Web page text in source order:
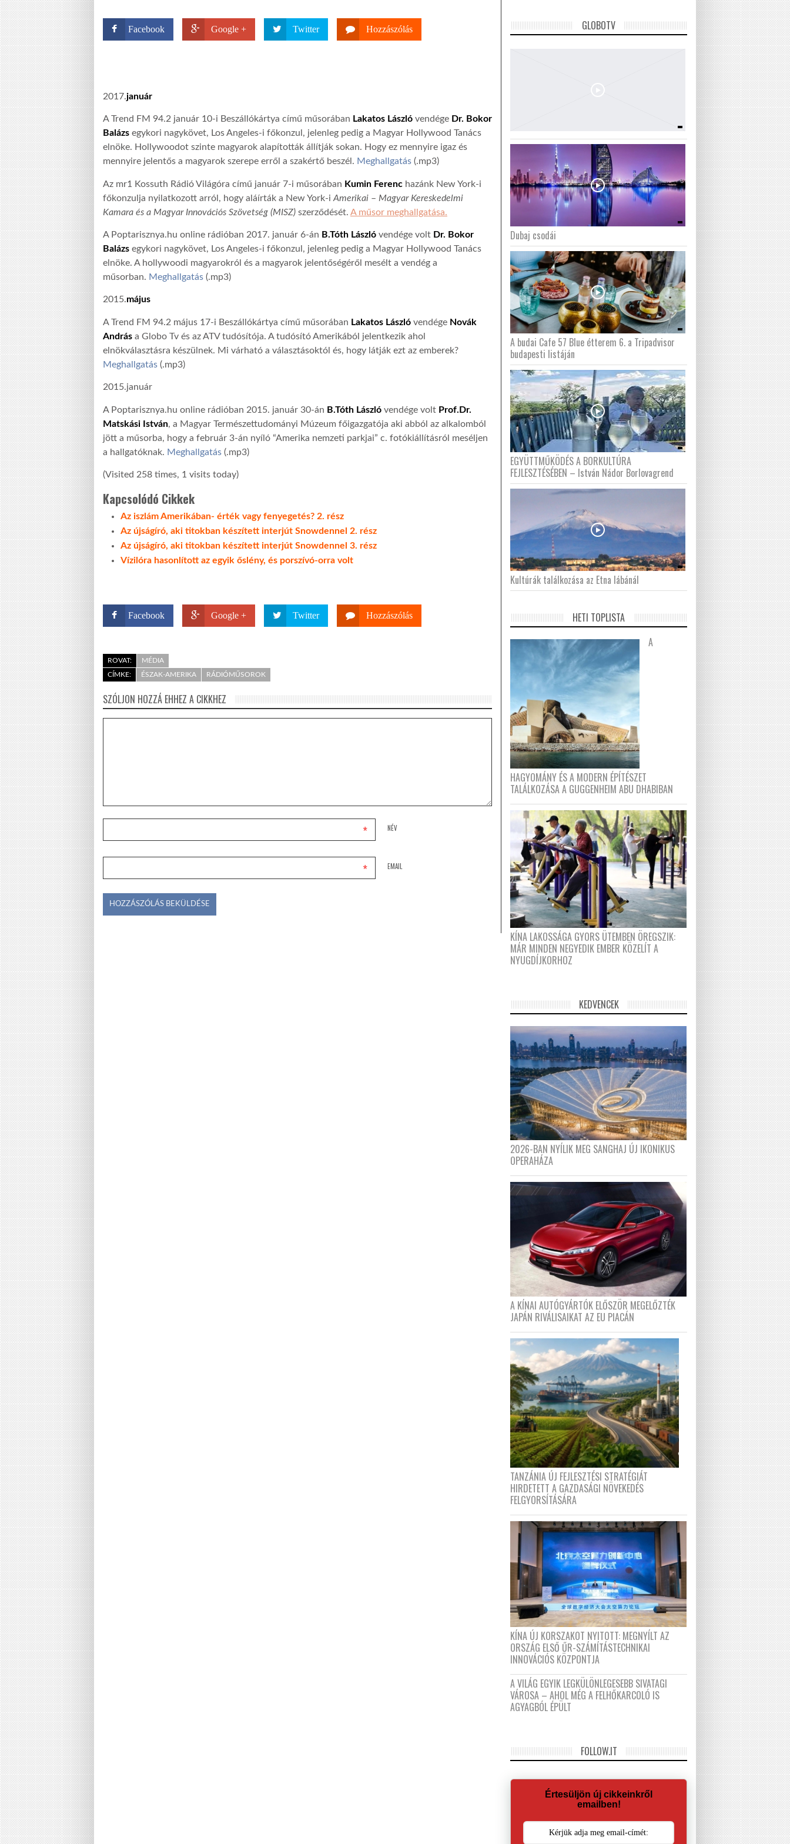
Facebook Google + Twitter Hozzászólás
2017.január
A Trend FM 94.2 január 10-i Beszállókártya című műsorában Lakatos László vendége Dr. Bokor
Balázs egykori nagykövet, Los Angeles-i főkonzul, jelenleg pedig a Magyar Hollywood Tanács
elnöke. Hollywoodot szinte magyarok alapították állítják sokan. Hogy ez mennyire igaz és
mennyire jelentős a magyarok szerepe erről a szakértő beszél. Meghallgatás (.mp3)
Az mr1 Kossuth Rádió Világóra című január 7-i műsorában Kumin Ferenc hazánk New York-i
főkonzulja nyilatkozott arról, hogy aláírták a New York-i Amerikai – Magyar Kereskedelmi
Kamara és a Magyar Innovációs Szövetség (MISZ) szerződését. A műsor meghallgatása.
A Poptarisznya.hu online rádióban 2017. január 6-án B.Tóth László vendége volt Dr. Bokor
Balázs egykori nagykövet, Los Angeles-i főkonzul, jelenleg pedig a Magyar Hollywood Tanács
elnöke. A hollywoodi magyarokról és a magyarok jelentőségéről mesélt a vendég a
műsorban. Meghallgatás (.mp3)
2015.május
A Trend FM 94.2 május 17-i Beszállókártya című műsorában Lakatos László vendége Novák
András a Globo Tv és az ATV tudósítója. A tudósító Amerikából jelentkezik ahol
elnökválasztásra készülnek. Mi várható a választásoktól és, hogy látják ezt az emberek?
Meghallgatás (.mp3)
2015.január
A Poptarisznya.hu online rádióban 2015. január 30-án B.Tóth László vendége volt Prof.Dr.
Matskási István, a Magyar Természettudományi Múzeum főigazgatója aki abból az alkalomból
jött a műsorba, hogy a február 3-án nyíló “Amerika nemzeti parkjai” c. fotókiállításról meséljen
a hallgatóknak. Meghallgatás (.mp3)
(Visited 258 times, 1 visits today)
Kapcsolódó Cikkek
Az iszlám Amerikában- érték vagy fenyegetés? 2. rész
Az újságíró, aki titokban készített interjút Snowdennel 2. rész
Az újságíró, aki titokban készített interjút Snowdennel 3. rész
Vízilóra hasonlított az egyik őslény, és porszívó-orra volt
Facebook Google + Twitter Hozzászólás
ROVAT:
MÉDIA
CÍMKE:
ÉSZAK-AMERIKA RÁDIÓMŰSOROK
SZÓLJON HOZZÁ EHHEZ A CIKKHEZ
NÉV
*
EMAIL
*
GLOBOTV
Dubaj csodái
A budai Cafe 57 Blue étterem 6. a Tripadvisor
budapesti listáján
EGYÜTTMŰKÖDÉS A BORKULTÚRA
FEJLESZTÉSÉBEN – István Nádor Borlovagrend
Kultúrák találkozása az Etna lábánál
HETI TOPLISTA
A
HAGYOMÁNY ÉS A MODERN ÉPÍTÉSZET
TALÁLKOZÁSA A GUGGENHEIM ABU DHABIBAN
KÍNA LAKOSSÁGA GYORS ÜTEMBEN ÖREGSZIK:
MÁR MINDEN NEGYEDIK EMBER KÖZELÍT A
NYUGDÍJKORHOZ
KEDVENCEK
2026-BAN NYÍLIK MEG SANGHAJ ÚJ IKONIKUS
OPERAHÁZA
A KÍNAI AUTÓGYÁRTÓK ELŐSZÖR MEGELŐZTÉK
JAPÁN RIVÁLISAIKAT AZ EU PIACÁN
TANZÁNIA ÚJ FEJLESZTÉSI STRATÉGIÁT
HIRDETETT A GAZDASÁGI NÖVEKEDÉS
FELGYORSÍTÁSÁRA
KÍNA ÚJ KORSZAKOT NYITOTT: MEGNYÍLT AZ
ORSZÁG ELSŐ ŰR-SZÁMÍTÁSTECHNIKAI
INNOVÁCIÓS KÖZPONTJA
A VILÁG EGYIK LEGKÜLÖNLEGESEBB SIVATAGI
VÁROSA – AHOL MÉG A FELHŐKARCOLÓ IS
AGYAGBÓL ÉPÜLT
FOLLOW.IT
Értesüljön új cikkeinkről
emailben!